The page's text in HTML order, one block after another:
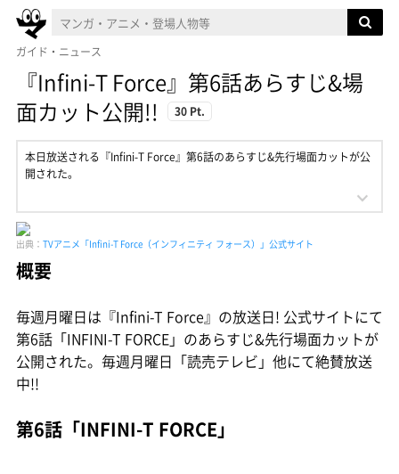
ガイド・ニュース
『Infini-T Force』第6話あらすじ&場
面カット公開!!
30 Pt.
本日放送される『Infini-T Force』第6話のあらすじ&先行場面カットが公
開された。
出典： TVアニメ「Infini-T Force（インフィニティ フォース）」公式サイト
概要
毎週月曜日は『Infini-T Force』の放送日! 公式サイトにて
第6話「INFINI-T FORCE」のあらすじ&先行場面カットが
公開された。毎週月曜日「読売テレビ」他にて絶賛放送
中!!
第6話「INFINI-T FORCE」